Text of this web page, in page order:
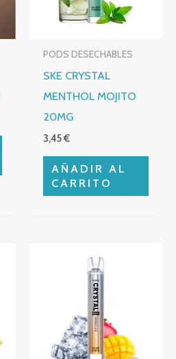
PODS DESECHABLES
SKE CRYSTAL
MENTHOL MOJITO
20MG
3,45€
AÑADIR AL
CARRITO